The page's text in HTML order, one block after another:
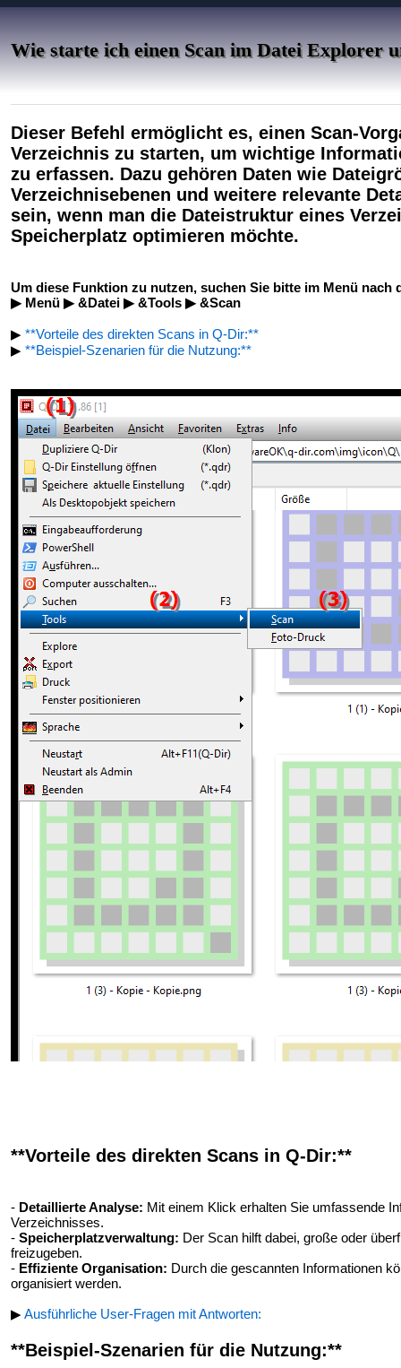
Wie starte ich einen Scan im Datei Explorer
Dieser Befehl ermöglicht es, einen Scan-
Verzeichnis zu starten, um wichtige
zu erfassen. Dazu gehören Daten wie
Verzeichnisebenen und weitere relevante
sein, wenn man die Dateistruktur eines
Speicherplatz optimieren möchte.
Um diese Funktion zu nutzen, suchen Sie bitte im Menü nach
▶ Menü ▶ &Datei ▶ &Tools ▶ &Scan
▶ **Vorteile des direkten Scans in Q-Dir:**
▶ **Beispiel-Szenarien für die Nutzung:**
**Vorteile des direkten Scans in Q-Dir:**
- Detaillierte Analyse: Mit einem Klick erhalten Sie umfassende
Verzeichnisses.
- Speicherplatzverwaltung: Der Scan hilft dabei, große oder
freizugeben.
- Effiziente Organisation: Durch die gescannten Informationen
organisiert werden.
▶Ausführliche User-Fragen mit Antworten:
**Beispiel-Szenarien für die Nutzung:**